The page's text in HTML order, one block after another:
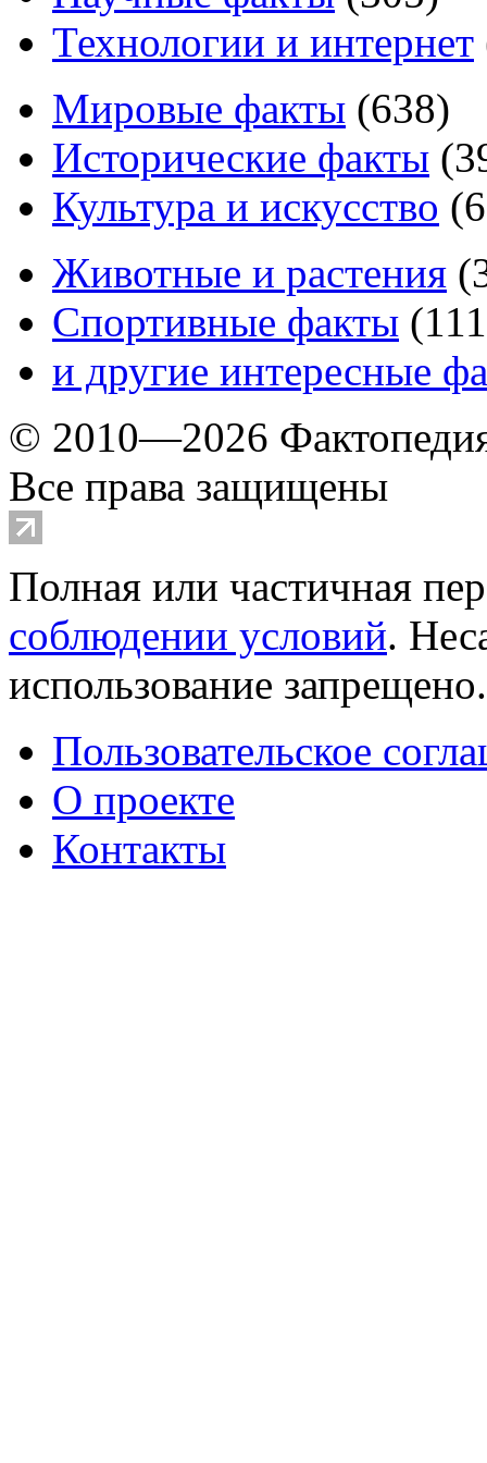
Технологии и интернет
Мировые факты (638)
Исторические факты (
Культура и искусство (
Животные и растения (
Спортивные факты (111
и другие интересные
© 2010—2026
Все права защищены
Полная или частичная
соблюдении условий.
использование
Пользовательское
О проекте
Контакты